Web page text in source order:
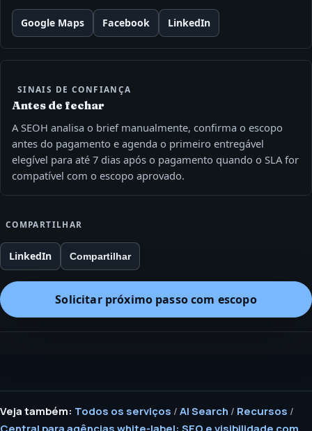
Google Maps Facebook LinkedIn
SINAIS DE CONFIANÇA
Antes de fechar
A SEOH analisa o brief manualmente, confirma o escopo
antes do pagamento e agenda o primeiro entregável
elegível para até 7 dias após o pagamento quando o SLA for
compatível com o escopo aprovado.
COMPARTILHAR
LinkedIn Compartilhar
Solicitar próximo passo com escopo
Veja também: Todos os serviços / AI Search / Recursos /
Central para agências white-label: SEO e visibilidade com